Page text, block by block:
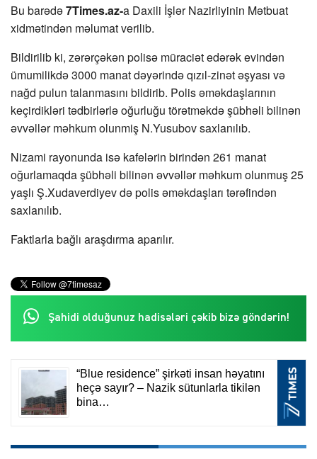
Bu barədə7Times.az-a Daxili İşlər Nazirliyinin Mətbuat
xidmətindən məlumat verilib.
Bildirilib ki, zərərçəkən polisə müraciət edərək evindən
ümumilikdə 3000 manat dəyərində qızıl-zinət əşyası və
nağd pulun talanmasını bildirib. Polis əməkdaşlarının
keçirdikləri tədbirlərlə oğurluğu törətməkdə şübhəli bilinən
əvvəllər məhkum olunmiş N.Yusubov saxlanılıb.
Nizami rayonunda isə kafelərin birindən 261 manat
oğurlamaqda şübhəli bilinən əvvəllər məhkum olunmuş 25
yaşlı Ş.Xudaverdiyev də polis əməkdaşları tərəfindən
saxlanılıb.
Faktlarla bağlı araşdırma aparılır.
Şahidi olduğunuz hadisələri çəkib bizə göndərin!